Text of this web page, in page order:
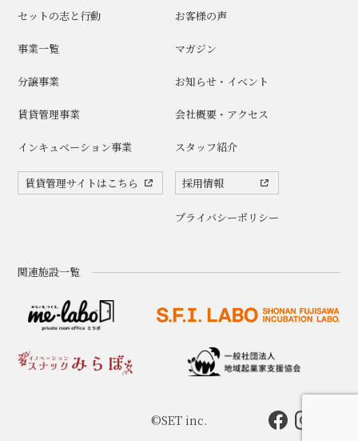
セットの志と行動
事業一覧
分譲事業
賃貸管理事業
インキュベーション事業
賃貸管理サイトはこちら
お客様の声
マガジン
お知らせ・イベント
会社概要・アクセス
スタッフ紹介
採用情報
プライバシーポリシー
関連施設一覧
©SET inc.